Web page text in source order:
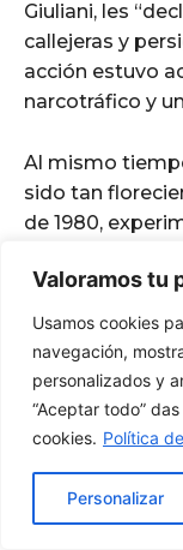
Valoramos tu
Usamos cookies
navegación,
personalizados y
“Aceptar todo”
cookies. Política
Personalizar